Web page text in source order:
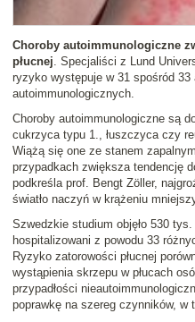
Choroby autoimmunologiczne
płucnej. Specjaliści z Lund
ryzyko występuje w 31 spośród 33
autoimmunologicznych.
Choroby autoimmunologiczne są
cukrzyca typu 1., łuszczyca czy
Wiążą się one ze stanem
przypadkach zwiększa tendencję
podkreśla prof. Bengt Zöller,
światło naczyń w krążeniu
Szwedzkie studium objęło 530
hospitalizowani z powodu 33
Ryzyko zatorowości płucnej
wystąpienia skrzepu w płucach
przypadłości
poprawkę na szereg czynników,